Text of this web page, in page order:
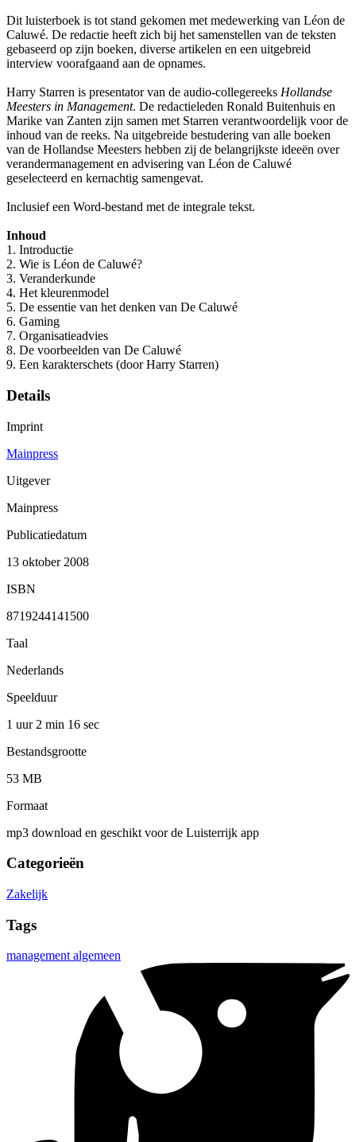
Dit luisterboek is tot stand gekomen met medewerking van Léon de
Caluwé. De redactie heeft zich bij het samenstellen van de teksten
gebaseerd op zijn boeken, diverse artikelen en een uitgebreid
interview voorafgaand aan de opnames.
Harry Starren is presentator van de audio-collegereeks Hollandse
Meesters in Management. De redactieleden Ronald Buitenhuis en
Marike van Zanten zijn samen met Starren verantwoordelijk voor de
inhoud van de reeks. Na uitgebreide bestudering van alle boeken
van de Hollandse Meesters hebben zij de belangrijkste ideeën over
verandermanagement en advisering van Léon de Caluwé
geselecteerd en kernachtig samengevat.
Inclusief een Word-bestand met de integrale tekst.
Inhoud
1. Introductie
2. Wie is Léon de Caluwé?
3. Veranderkunde
4. Het kleurenmodel
5. De essentie van het denken van De Caluwé
6. Gaming
7. Organisatieadvies
8. De voorbeelden van De Caluwé
9. Een karakterschets (door Harry Starren)
Details
Imprint
Mainpress
Uitgever
Mainpress
Publicatiedatum
13 oktober 2008
ISBN
8719244141500
Taal
Nederlands
Speelduur
1 uur 2 min 16 sec
Bestandsgrootte
53 MB
Formaat
mp3 download en geschikt voor de Luisterrijk app
Categorieën
Zakelijk
Tags
management algemeen